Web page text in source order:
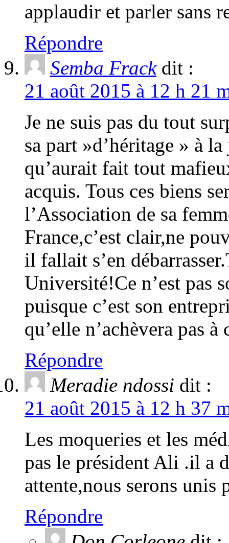
applaudir et parler sans
Répondre
Semba Frack dit :
21 août 2015 à 12 h 21
Je ne suis pas du tout
sa part »d’héritage » à la
qu’aurait fait tout
acquis. Tous ces biens
l’Association de sa
France,c’est clair,ne
il fallait s’en
Université!Ce n’est pas
puisque c’est son
qu’elle n’achèvera pas
Répondre
Meradie ndossi dit :
21 août 2015 à 12 h 37
Les moqueries et les
pas le président Ali .il a
attente,nous serons unis
Répondre